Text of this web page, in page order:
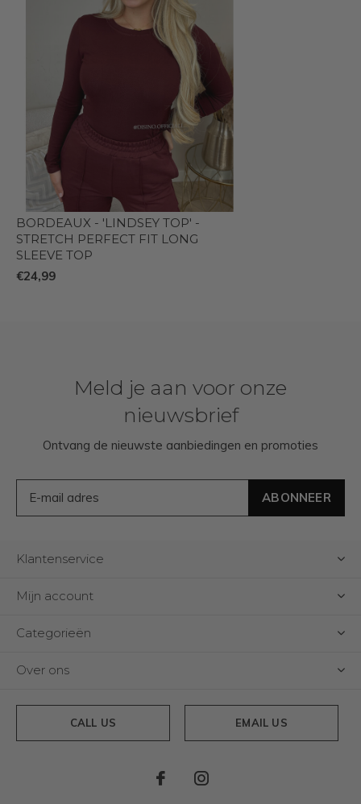
BORDEAUX - 'LINDSEY TOP' -
STRETCH PERFECT FIT LONG
SLEEVE TOP
€24,99
Meld je aan voor onze
nieuwsbrief
Ontvang de nieuwste aanbiedingen en promoties
ABONNEER
Klantenservice
Mijn account
Categorieën
Over ons
CALL US EMAIL US